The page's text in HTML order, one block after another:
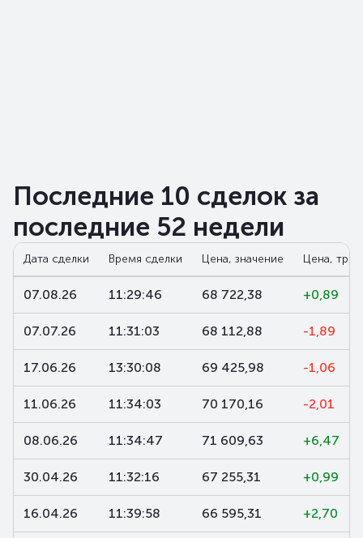
Последние 10 сделок за
последние 52 недели
Дата сделки Время сделки Цена, значение Цена,
07.08.26 11:29:46 68 722,38 +0,89
07.07.26 11:31:03 68 112,88 -1,89
17.06.26 13:30:08 69 425,98 -1,06
11.06.26 11:34:03 70 170,16 -2,01
08.06.26 11:34:47 71 609,63 +6,47
30.04.26 11:32:16 67 255,31 +0,99
16.04.26 11:39:58 66 595,31 +2,70